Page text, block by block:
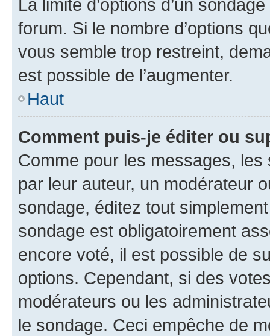
La limite d’options d’un
forum. Si le nombre d’options
vous semble trop restreint,
est possible de l’augmenter.
Haut
Comment puis-je éditer ou
Comme pour les messages,
par leur auteur, un modérateur
sondage, éditez tout
sondage est obligatoirement
encore voté, il est possible de
options. Cependant, si des
modérateurs ou les
le sondage. Ceci empêche de